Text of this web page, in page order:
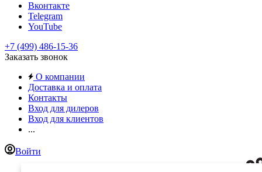
Вконтакте
Telegram
YouTube
+7 (499) 486-15-36
Заказать звонок
О компании
Доставка и оплата
Контакты
Вход для дилеров
Вход для клиентов
...
Войти